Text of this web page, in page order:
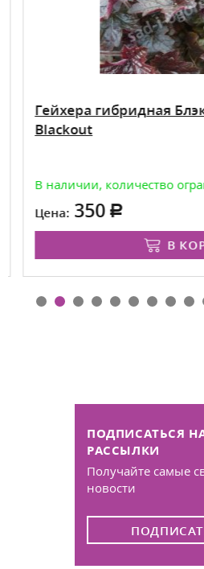
Гейхера гибридная
Blackout
В наличии, количество
Цена: 350
В
ПОДПИСАТЬСЯ
РАССЫЛКИ
Получайте самые
новости